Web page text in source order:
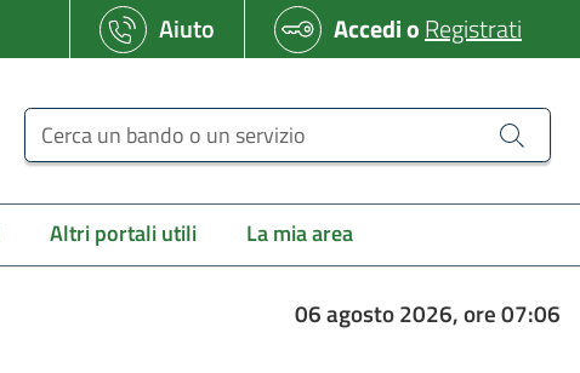
Aiuto AccedioRegistrati
Cerca un bando o un servizio
Altri portali utili La mia area
06 agosto 2026, ore 07:06